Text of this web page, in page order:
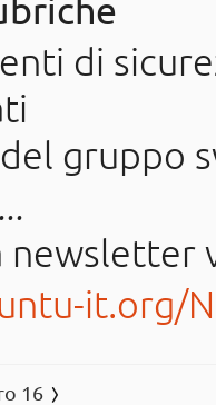
di
gruppo
newsletter
it.org/
16